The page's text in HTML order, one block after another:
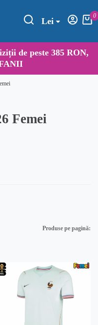
Lei
0
de peste 385 RON,
Femei
Produse pe pagină: